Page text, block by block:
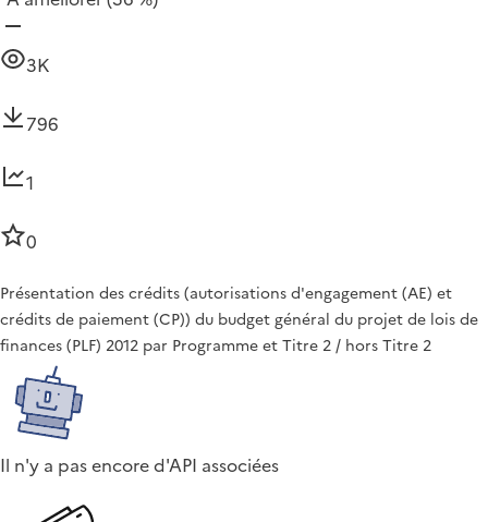
3K
796
1
0
Présentation des crédits (autorisations d'engagement (AE) et
crédits de paiement (CP)) du budget général du projet de lois de
finances (PLF) 2012 par Programme et Titre 2 / hors Titre 2
Il n'y a pas encore d'API associées